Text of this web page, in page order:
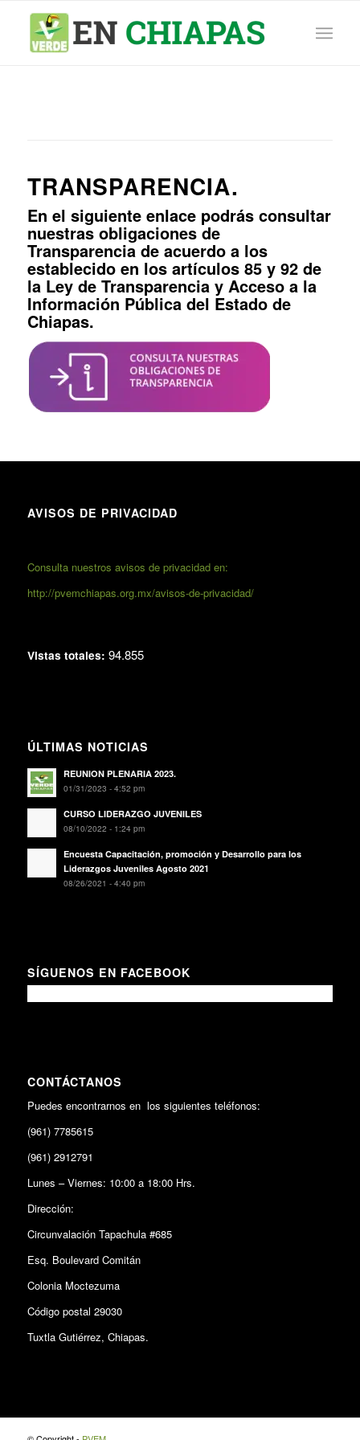
TRANSPARENCIA.
En el siguiente enlace podrás consultar
nuestras obligaciones de
Transparencia de acuerdo a los
establecido en los artículos 85 y 92 de
la Ley de Transparencia y Acceso a la
Información Pública del Estado de
Chiapas.
AVISOS DE PRIVACIDAD
Consulta nuestros avisos de privacidad en:
http://pvemchiapas.org.mx/avisos-de-privacidad/
Vistas totales: 94.855
ÚLTIMAS NOTICIAS
REUNION PLENARIA 2023.
01/31/2023 - 4:52 pm
CURSO LIDERAZGO JUVENILES
08/10/2022 - 1:24 pm
Encuesta Capacitación, promoción y Desarrollo para los
Liderazgos Juveniles Agosto 2021
08/26/2021 - 4:40 pm
SÍGUENOS EN FACEBOOK
CONTÁCTANOS
Puedes encontrarnos en los siguientes teléfonos:
(961) 7785615
(961) 2912791
Lunes – Viernes: 10:00 a 18:00 Hrs.
Dirección:
Circunvalación Tapachula #685
Esq. Boulevard Comitán
Colonia Moctezuma
Código postal 29030
Tuxtla Gutiérrez, Chiapas.